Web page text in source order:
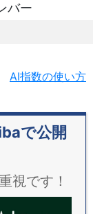
バー
AI指数の使い方
で公開
視です！